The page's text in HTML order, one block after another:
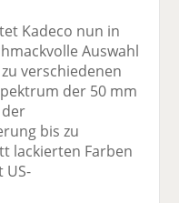
Kadeco nun in
Auswahl
verschiedenen
der 50 mm
bis zu
lackierten Farben
US-